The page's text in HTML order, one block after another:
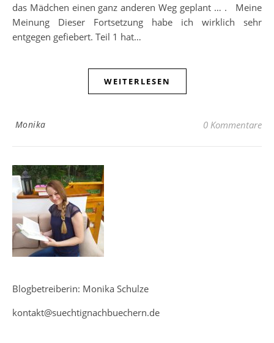
das Mädchen einen ganz anderen Weg geplant … . Meine
Meinung Dieser Fortsetzung habe ich wirklich sehr
entgegen gefiebert. Teil 1 hat…
WEITERLESEN
Monika 0 Kommentare
Blogbetreiberin: Monika Schulze
kontakt@suechtignachbuechern.de